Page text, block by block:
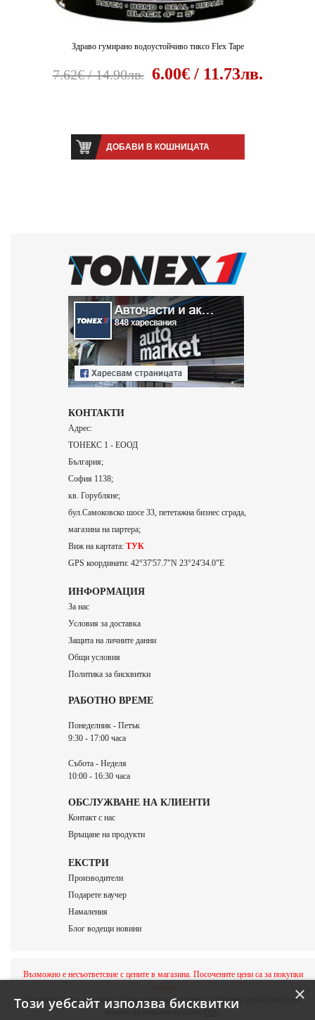
Здраво гумирано водоустойчиво тиксо Flex Tape
7.62€ / 14.90лв. 6.00€ / 11.73лв.
ДОБАВИ В КОШНИЦАТА
КОНТАКТИ
Адрес:
ТОНЕКС 1 - ЕООД
България;
София 1138;
кв. Горубляне;
бул.Самоковско шосе 33, пететажна бизнес сграда,
магазина на партера;
Виж на картата: ТУК
GPS координати: 42°37'57.7"N 23°24'34.0"E
ИНФОРМАЦИЯ
За нас
Условия за доставка
Защита на личните данни
Общи условия
Политика за бисквитки
РАБОТНО ВРЕМЕ
Понеделник - Петък
9:30 - 17:00 часа
Събота - Неделя
10:00 - 16:30 часа
ОБСЛУЖВАНЕ НА КЛИЕНТИ
Контакт с нас
Връщане на продукти
ЕКСТРИ
Производители
Подарете ваучер
Намаления
Блог водещи новини
Възможно е несъответсвие с цените в магазина. Посочените цени са за покупки
При спор, който не може да бъде решен съвместно с избрания онлайн магазин,
×
Този уебсайт използва бисквитки